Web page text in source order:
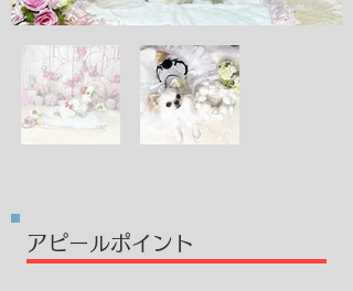
​アピールポイント